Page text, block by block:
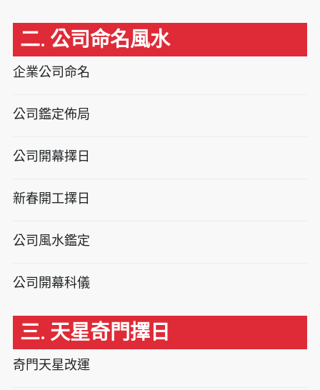
二. 公司命名風水
企業公司命名
公司鑑定佈局
公司開幕擇日
新春開工擇日
公司風水鑑定
公司開幕科儀
三. 天星奇門擇日
奇門天星改運